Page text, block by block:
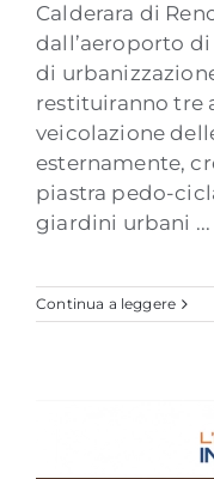
Calderara di
dall’aeroporto
di
restituiranno tre
veicolazione
esternamente,
piastra pedo-
giardini urbani ...
Continua a leggere